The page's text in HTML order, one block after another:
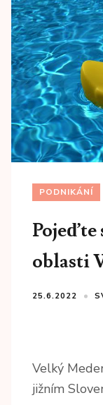
PODNIKÁNÍ
Pojeďte
oblasti
25.6.2022
Velký
jižním